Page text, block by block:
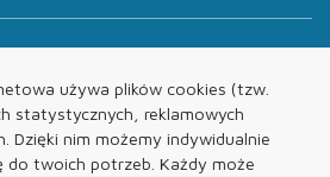
używa plików cookies (tzw.
statystycznych, reklamowych
Dzięki nim możemy indywidualnie
twoich potrzeb. Każdy może